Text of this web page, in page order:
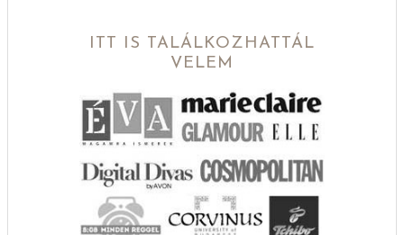
ITT IS TALÁLKOZHATTÁL
VELEM